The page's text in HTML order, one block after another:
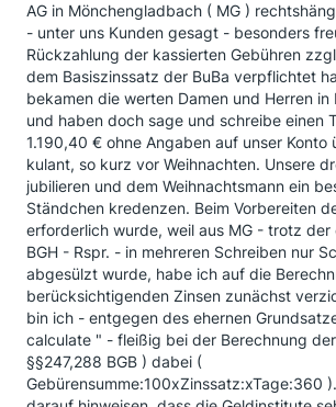
AG in Mönchengladbach ( MG )
- unter uns Kunden gesagt - besonders
Rückzahlung der kassierten Gebühren
dem Basiszinssatz der BuBa verpflichtet
bekamen die werten Damen und Herren in
und haben doch sage und schreibe einen
1.190,40 € ohne Angaben auf unser Konto
kulant, so kurz vor Weihnachten. Unsere
jubilieren und dem Weihnachtsmann ein
Ständchen kredenzen. Beim Vorbereiten
erforderlich wurde, weil aus MG - trotz der
BGH - Rspr. - in mehreren Schreiben nur
abgesülzt wurde, habe ich auf die
berücksichtigenden Zinsen zunächst
bin ich - entgegen des ehernen
calculate " - fleißig bei der Berechnung
§§247,288 BGB ) dabei (
Gebürensumme:100xZinssatz:xTage:360